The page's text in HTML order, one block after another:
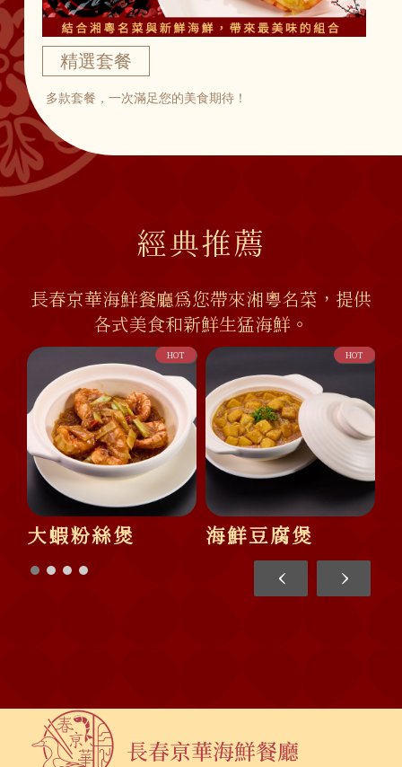
精選套餐
多款套餐，一次滿足您的美食期待！
經典推薦
長春京華海鮮餐廳為您帶來湘粵名菜，提供
各式美食和新鮮生猛海鮮。
大蝦粉絲煲 海鮮豆腐煲
‹ ›